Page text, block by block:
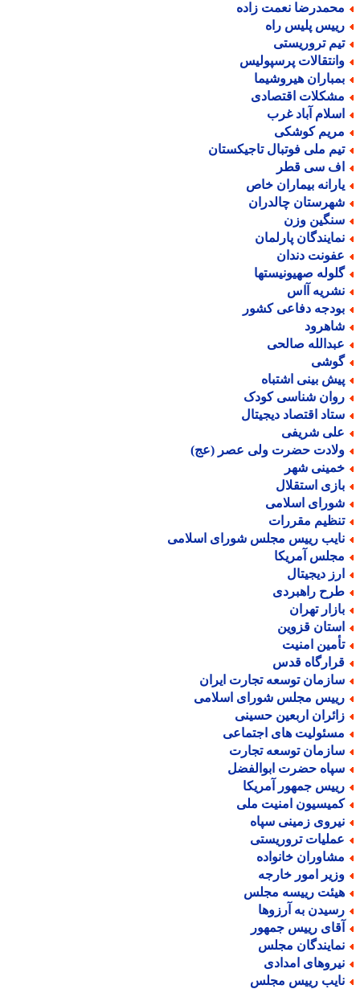
نعمت زاده
پلیس راه
تروریستی
پرسپولیس
هیروشیما
اقتصادی
آباد غرب
کوشکی
ملی فوتبال تاجیکستان
سی قطر
بیماران خاص
چالدران
وزن
پارلمان
دندان
صهیونیستها
آاس
دفاعی کشور
صالحی
بینی اشتباه
شناسی کودک
اقتصاد دیجیتال
شریفی
حضرت ولی عصر (عج)
شهر
استقلال
اسلامی
مقررات
رییس مجلس شورای اسلامی
آمریکا
دیجیتال
راهبردی
تهران
قزوین
امنیت
قدس
توسعه تجارت ایران
مجلس شورای اسلامی
اربعین حسینی
های اجتماعی
توسعه تجارت
حضرت ابوالفضل
جمهور آمریکا
امنیت ملی
زمینی سپاه
تروریستی
خانواده
امور خارجه
رییسه مجلس
به آرزوها
رییس جمهور
مجلس
امدادی
رییس مجلس